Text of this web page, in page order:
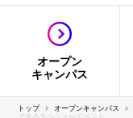
オープン
キャンパス
トップ オープンキャンパス
できるスペシャルイベント